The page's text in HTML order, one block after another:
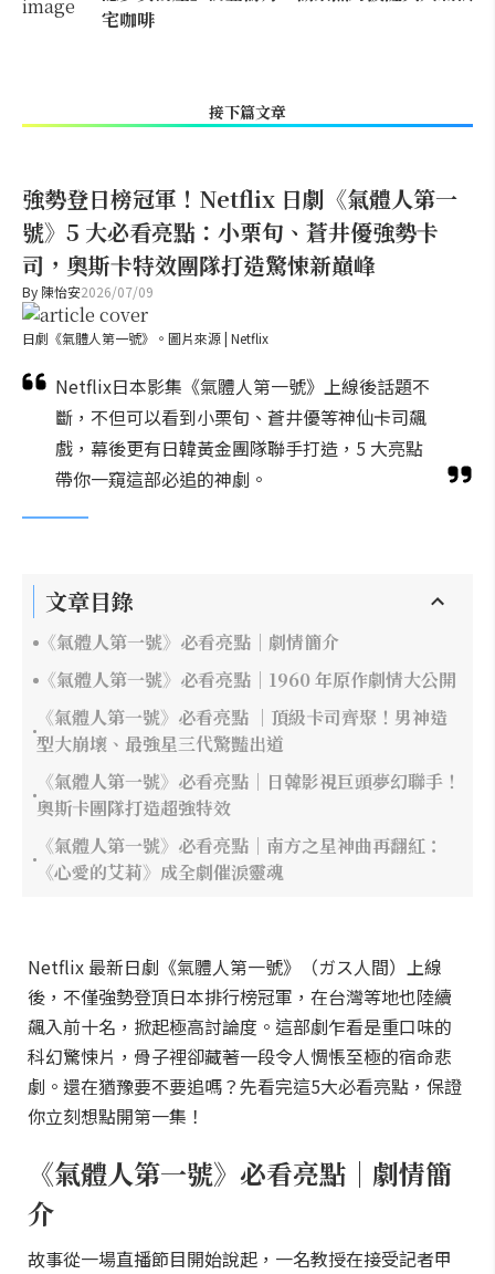
宅咖啡
接下篇文章
強勢登日榜冠軍！Netflix 日劇《氣體人第一
號》5 大必看亮點：小栗旬、蒼井優強勢卡
司，奧斯卡特效團隊打造驚悚新巔峰
By 陳怡安2026/07/09
日劇《氣體人第一號》。圖片來源 | Netflix
Netflix日本影集《氣體人第一號》上線後話題不
斷，不但可以看到小栗旬、蒼井優等神仙卡司飆
戲，幕後更有日韓黃金團隊聯手打造，5 大亮點
帶你一窺這部必追的神劇。
文章目錄
《氣體人第一號》必看亮點｜劇情簡介
《氣體人第一號》必看亮點｜1960 年原作劇情大公開
《氣體人第一號》必看亮點 ｜頂級卡司齊聚！男神造
型大崩壞、最強星三代驚豔出道
《氣體人第一號》必看亮點｜日韓影視巨頭夢幻聯手！
奧斯卡團隊打造超強特效
《氣體人第一號》必看亮點｜南方之星神曲再翻紅：
《心愛的艾莉》成全劇催淚靈魂
Netflix 最新日劇《氣體人第一號》（ガス人間）上線
後，不僅強勢登頂日本排行榜冠軍，在台灣等地也陸續
飆入前十名，掀起極高討論度。這部劇乍看是重口味的
科幻驚悚片，骨子裡卻藏著一段令人惆悵至極的宿命悲
劇。還在猶豫要不要追嗎？先看完這5大必看亮點，保證
你立刻想點開第一集！
《氣體人第一號》必看亮點｜劇情簡
介
故事從一場直播節目開始說起，一名教授在接受記者甲